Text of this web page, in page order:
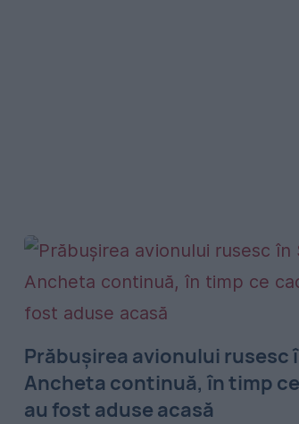
Prăbușirea avionului rusesc
Ancheta continuă, în timp
au fost aduse acasă